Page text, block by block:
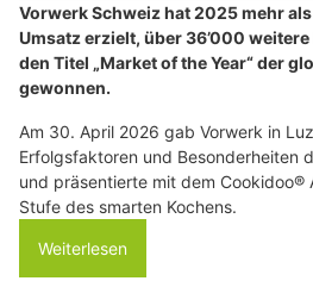
Vorwerk Schweiz hat 2025 mehr
Umsatz erzielt, über 36’000
den Titel „Market of the Year“ der
gewonnen.
Am 30. April 2026 gab Vorwerk in
Erfolgsfaktoren und Besonderheiten
und präsentierte mit dem Cookidoo®
Stufe des smarten Kochens.
Weiterlesen